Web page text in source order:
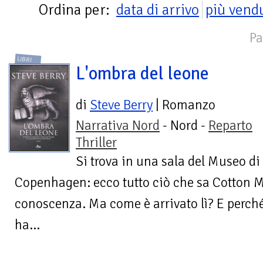
Ordina per: data di arrivo più
LIBRI
L'ombra del leone
di Steve Berry | Romanzo
Narrativa Nord - Nord - Reparto
Thriller
Si trova in una sala del Museo
Copenhagen: ecco tutto ciò che sa Cotton
conoscenza. Ma come è arrivato lì? E
ha...